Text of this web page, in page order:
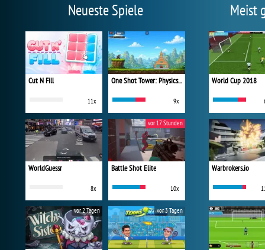
Neueste Spiele
Cut N Fill
11x
One Shot Tower: Physics Destroyer
9x
WorldGuessr
8x
Battle Shot Elite
10x
vor 17 Stunden
vor 2 Tagen vor 3 Tagen
Meist
World Cup 2018
Warbrokers.io